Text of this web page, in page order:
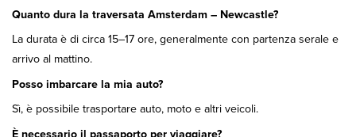
Quanto dura la traversata Amsterdam – Newcastle?
La durata è di circa 15–17 ore, generalmente con partenza serale e
arrivo al mattino.
Posso imbarcare la mia auto?
Sì, è possibile trasportare auto, moto e altri veicoli.
È necessario il passaporto per viaggiare?